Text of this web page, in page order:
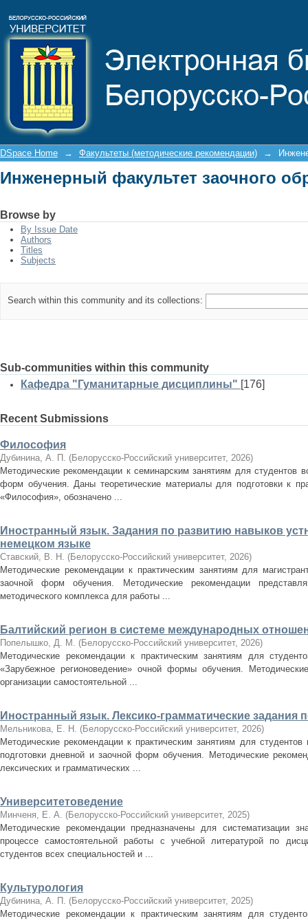
DSpace Home → Факультеты (методические рекомендации) →
Инженерный факультет заочного
Browse by
By Issue Date
Authors
Titles
Subjects
Search within this community and its collections:
Sub-communities within this community
Кафедра "Гуманитарные дисциплины" [176]
Recent Submissions
Философия
Дубинина, А. П. (Белорусско-Российский университет, 2026)
Методические рекомендации к семинарским занятиям для студентов
форм обучения. Даны теоретические материалы для подготовки к
«Философия», обозначено ...
Иностранный язык. Задания по развитию навыков
немецком языке
Ставский, В. Н. (Белорусско-Российский университет, 2026)
Методические рекомендации к практическим занятиям для
заочной форм обучения. Методические рекомендации
методического комплекса для работы ...
Балтийский регион в системе международных
Попелышко, Д. М. (Белорусско-Российский университет, 2026)
Методические рекомендации к практическим занятиям для
«Зарубежное регионоведение» очной формы обучения.
организации самостоятельной ...
Иностранный язык. Лексико-грамматические задания
Мельникова, Е. Н. (Белорусско-Российский университет, 2026)
Методические рекомендации к практическим занятиям для
подготовки дневной и заочной форм обучения. Методические
лексических и грамматических ...
Университетоведение
Минченя, Е. А. (Белорусско-Российский университет, 2025)
Методические рекомендации предназначены для систематизации
процессе самостоятельной работы с учебной литературой по
студентов всех специальностей и ...
Культурология
Дубинина, А. П. (Белорусско-Российский университет, 2025)
Методические рекомендации к практическим занятиям для